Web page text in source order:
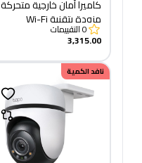
كاميرا أمان خارجية متحركة
مزودة بتقنية Wi-Fi
0التقييمات
3,315.00
نافد الكمية